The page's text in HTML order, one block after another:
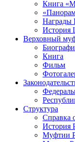
Книга
История
Верховный
Книга
Фильм
Структура
Муфтии